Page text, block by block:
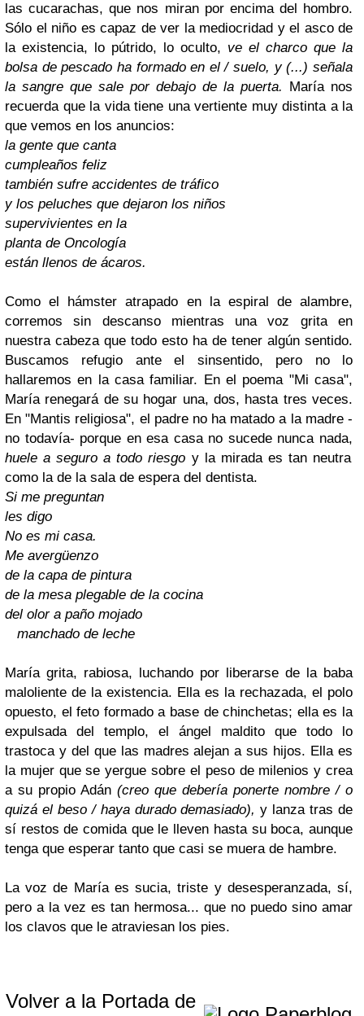
las cucarachas, que nos miran por encima del hombro.
Sólo el niño es capaz de ver la mediocridad y el asco de
la existencia, lo pútrido, lo oculto, ve el charco que la
bolsa de pescado ha formado en el / suelo, y(...) señala
la sangre que sale por debajo de la puerta. María nos
recuerda que la vida tiene una vertiente muy distinta a la
que vemos en los anuncios:
la gente que canta
cumpleaños feliz
también sufre accidentes de tráfico
y los peluches que dejaron los niños
supervivientes en la
planta de Oncología
están llenos de ácaros.
Como el hámster atrapado en la espiral de alambre,
corremos sin descanso mientras una voz grita en
nuestra cabeza que todo esto ha de tener algún sentido.
Buscamos refugio ante el sinsentido, pero no lo
hallaremos en la casa familiar. En el poema "Mi casa",
María renegará de su hogar una, dos, hasta tres veces.
En "Mantis religiosa", el padre no ha matado a la madre -
no todavía- porque en esa casa no sucede nunca nada,
huele a seguro a todo riesgo y la mirada es tan neutra
como la de la sala de espera del dentista.
Si me preguntan
les digo
No es mi casa.
Me avergüenzo
de la capa de pintura
de la mesa plegable de la cocina
del olor a paño mojado
manchado de leche
María grita, rabiosa, luchando por liberarse de la baba
maloliente de la existencia. Ella es la rechazada, el polo
opuesto, el feto formado a base de chinchetas; ella es la
expulsada del templo, el ángel maldito que todo lo
trastoca y del que las madres alejan a sus hijos. Ella es
la mujer que se yergue sobre el peso de milenios y crea
a su propio Adán (creo que debería ponerte nombre / o
quizá el beso / haya durado demasiado),y lanza tras de
sí restos de comida que le lleven hasta su boca, aunque
tenga que esperar tanto que casi se muera de hambre.
La voz de María es sucia, triste y desesperanzada, sí,
pero a la vez es tan hermosa... que no puedo sino amar
los clavos que le atraviesan los pies.
Volver a la Portada de